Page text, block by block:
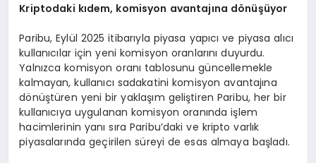
Kriptodaki kıdem, komisyon avantajına dönüşüyor
Paribu, Eylül 2025 itibarıyla piyasa yapıcı ve piyasa alıcı
kullanıcılar için yeni komisyon oranlarını duyurdu.
Yalnızca komisyon oranı tablosunu güncellemekle
kalmayan, kullanıcı sadakatini komisyon avantajına
dönüştüren yeni bir yaklaşım geliştiren Paribu, her bir
kullanıcıya uygulanan komisyon oranında işlem
hacimlerinin yanı sıra Paribu’daki ve kripto varlık
piyasalarında geçirilen süreyi de esas almaya başladı.